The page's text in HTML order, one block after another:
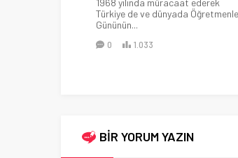
1968 yılında müracaat ederek
Türkiye de ve dünyada
Gününün...
0 1.033
BİR YORUM YAZIN